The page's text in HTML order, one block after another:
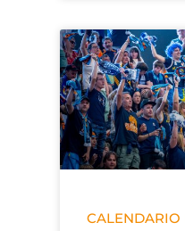
CALENDARIO